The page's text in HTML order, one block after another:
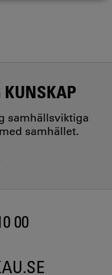
samhällsviktiga
samhället.
00